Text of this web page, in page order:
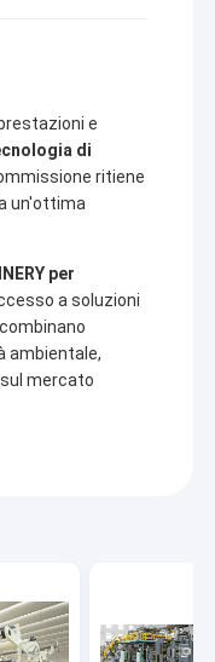
e
di
ritiene
un'ottima
per
a soluzioni
ambientale,
mercato